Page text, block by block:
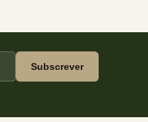
Subscrever